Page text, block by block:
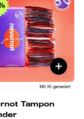
nevernot
Tampon
Spender
Mit KI generiert
Tampon